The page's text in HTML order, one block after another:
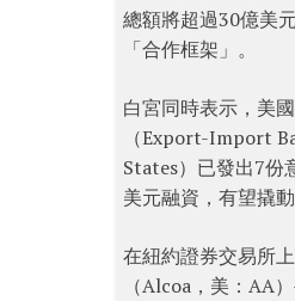
總額將超過30億美
「合作框架」。
白宮同時表示，美
（Export-Import
States）已發出7份
美元融資，有望撬
在紐約證券交易所
（Alcoa，美：AA